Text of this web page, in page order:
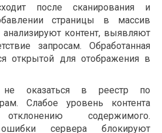
после сканирования и
страницы в массив
контент, выявляют
запросам. Обработанная
открытой для отображения в
оказаться в реестр по
Слабое уровень контента
содержимого.
ошибки сервера блокируют